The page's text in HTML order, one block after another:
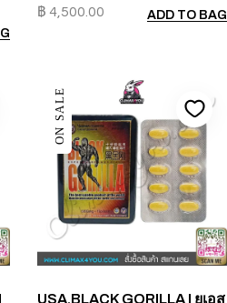
฿ 4,500.00 ADD TO BAG
ON SALE
USA.BLACK GORILLA I ยูเอส